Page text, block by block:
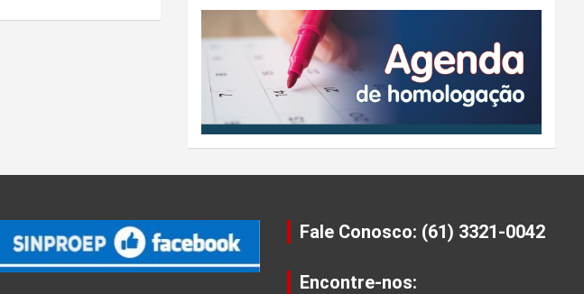
Fale Conosco: (61) 3321-0042
Encontre-nos: